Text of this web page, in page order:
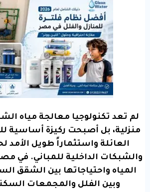
لم تعد تكنولوجيا معالجة مياه
منزلية، بل أصبحت ركيزة أساسية
العائلة واستثماراً طويل الأمد
والشبكات الداخلية للمباني. في
المياه واحتياجاتها بين الشقق
وبين الفلل والمجمعات